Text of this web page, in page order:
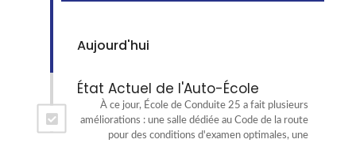
Aujourd'hui
État Actuel de l'Auto-École
À ce jour, École de Conduite 25 a fait plusieurs
améliorations : une salle dédiée au Code de la route
pour des conditions d'examen optimales, une